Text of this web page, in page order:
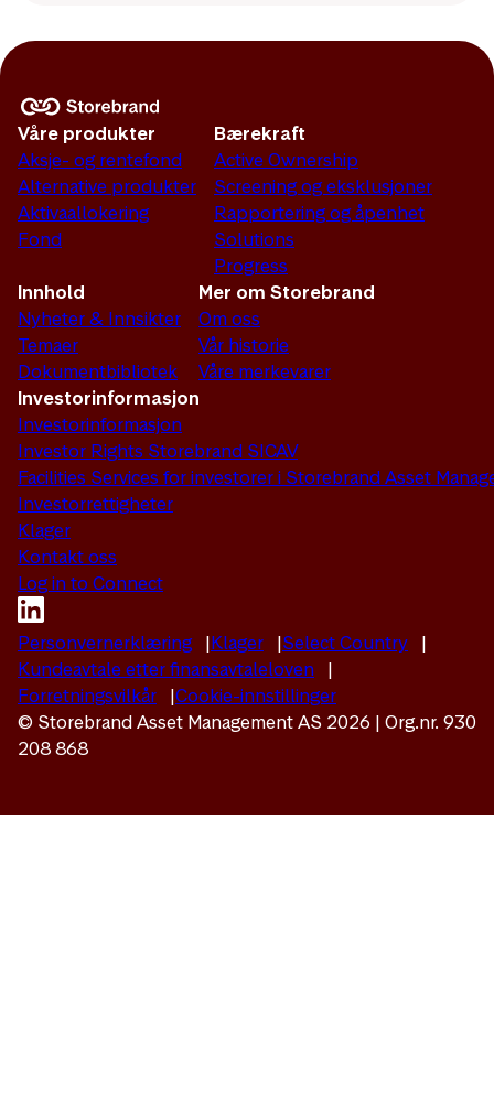
Våre produkter
Aksje- og rentefond
Alternative produkter
Aktivaallokering
Fond
Bærekraft
Active Ownership
Screening og eksklusjoner
Rapportering og åpenhet
Solutions
Progress
Innhold
Nyheter & Innsikter
Temaer
Dokumentbibliotek
Mer om Storebrand
Om oss
Vår historie
Våre merkevarer
Investorinformasjon
Investorinformasjon
Investor Rights Storebrand SICAV
Facilities Services for investorer i Storebrand Asset
Investorrettigheter
Klager
Kontakt oss
Log in to Connect
Personvernerklæring Klager
Select Country
Kundeavtale etter finansavtaleloven
Forretningsvilkår
Cookie-innstillinger
© Storebrand Asset Management AS 2026 | Org.nr. 930
208 868